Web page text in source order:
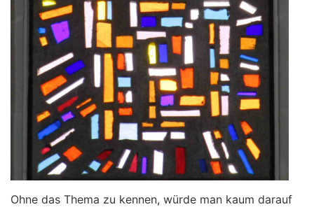
Ohne das Thema zu kennen, würde man kaum darauf